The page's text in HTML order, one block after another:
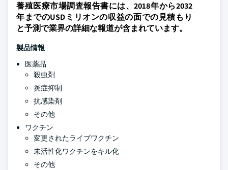
養殖医療市場調査報告書には、2018年から2032
年までのUSDミリオンの収益の面での見積もり
と予測で業界の詳細な報道が含まれています。
製品情報
医薬品
殺虫剤
炎症抑制
抗感染剤
その他
ワクチン
変更されたライブワクチン
未活性化ワクチンをキル化
その他